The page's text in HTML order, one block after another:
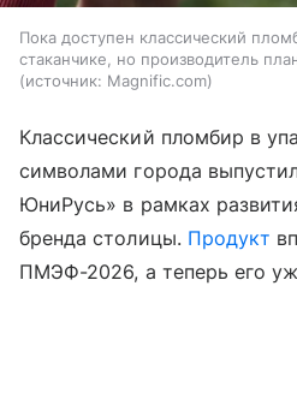
Пока доступен классический
стаканчике, но производитель
источник: Magnific.com
Классический пломбир в
символами города
ЮниРусь» в рамках
бренда столицы. Продукт
ПМЭФ-2026, а теперь его